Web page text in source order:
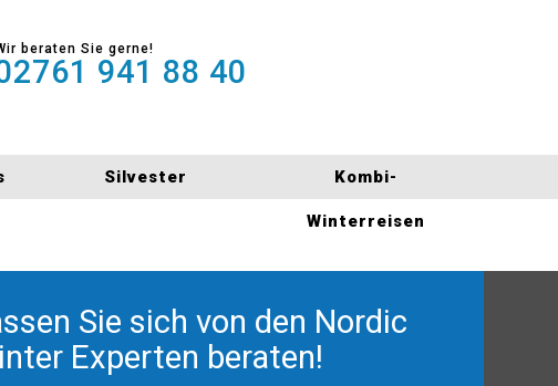
beraten Sie gerne!
941 88 40
Silvester Kombi-
Winterreisen
Sie sich von den Nordic
Experten beraten!